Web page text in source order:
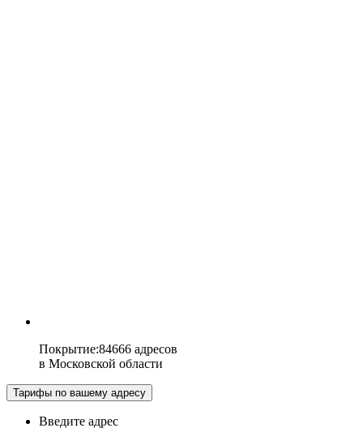
Покрытие:84666 адресов
в Московской области
Тарифы по вашему адресу
Введите адрес